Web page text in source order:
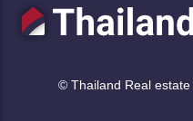
© Thailand Real estate